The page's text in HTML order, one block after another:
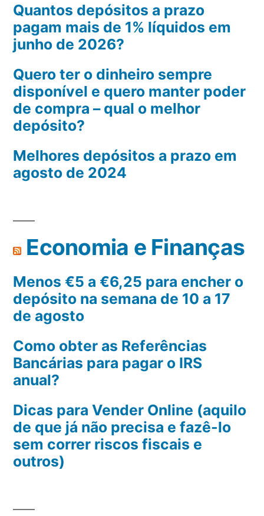
Quantos depósitos a prazo
pagam mais de 1% líquidos em
junho de 2026?
Quero ter o dinheiro sempre
disponível e quero manter poder
de compra – qual o melhor
depósito?
Melhores depósitos a prazo em
agosto de 2024
Economia e Finanças
Menos €5 a €6,25 para encher o
depósito na semana de 10 a 17
de agosto
Como obter as Referências
Bancárias para pagar o IRS
anual?
Dicas para Vender Online (aquilo
de que já não precisa e fazê-lo
sem correr riscos fiscais e
outros)